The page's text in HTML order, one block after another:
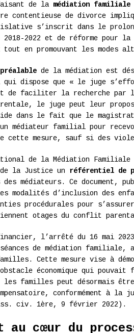
de la médiation familiale
contentieuse de divorce
s’inscrit dans le
2018-2022 et de réforme
en promouvant les modes
de la médiation est
qui dispose que « le juge
de faciliter la recherche par
le juge peut leur
dans le fait que le magistrat
médiateur familial pour
cette mesure, sauf si des
de la Médiation Familiale
la Justice un référentiel de
médiateurs. Ce document,
modalités d’inclusion des
procédurales pour
otages du conflit
l’arrêté du 16 mai
de médiation familiale,
Cette mesure vise à
économique qui
les familles peut désormais
conformément à la
civ. 1ère, 9 février 2022).
au cœur du